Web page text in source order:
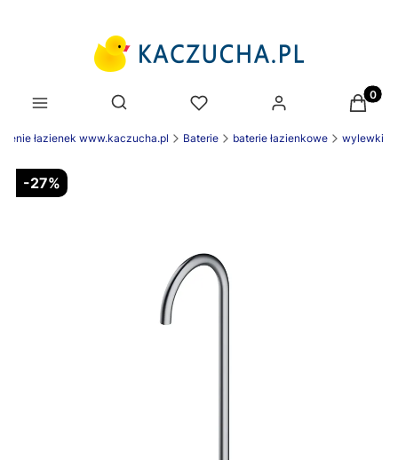
Otwórz wyszukiwarkę
łazienek www.kaczucha.pl Baterie baterie łazienkowe wylewki
-27%